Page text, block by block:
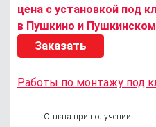
цена с установкой под
в Пушкино и
Заказать
Работы по монтажу под
Оплата при получении